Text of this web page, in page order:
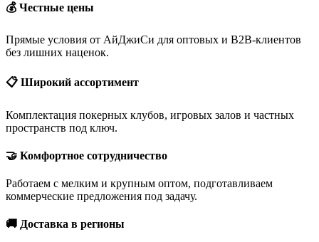
💰 Честные цены
Прямые условия от АйДжиСи для оптовых и B2B-клиентов
без лишних наценок.
📋 Широкий ассортимент
Комплектация покерных клубов, игровых залов и частных
пространств под ключ.
🤝 Комфортное сотрудничество
Работаем с мелким и крупным оптом, подготавливаем
коммерческие предложения под задачу.
🚚 Доставка в регионы